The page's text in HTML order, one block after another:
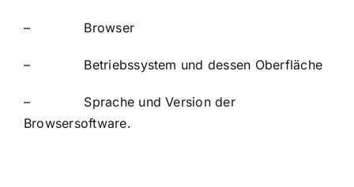
– Browser
– Betriebssystem und dessen Oberfläche
– Sprache und Version der
Browsersoftware.